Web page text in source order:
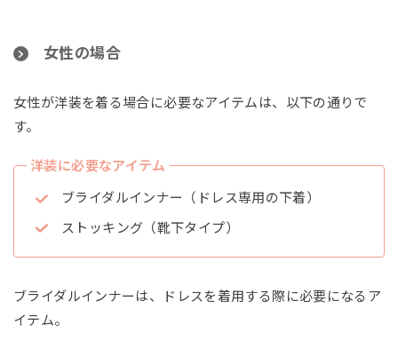
女性の場合
女性が洋装を着る場合に必要なアイテムは、以下の通りで
す。
洋装に必要なアイテム
ブライダルインナー（ドレス専用の下着）
ストッキング（靴下タイプ）
ブライダルインナーは、ドレスを着用する際に必要になるア
イテム。